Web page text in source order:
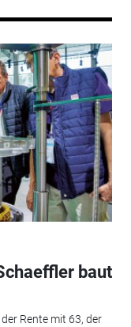
baut
Rente mit 63, der